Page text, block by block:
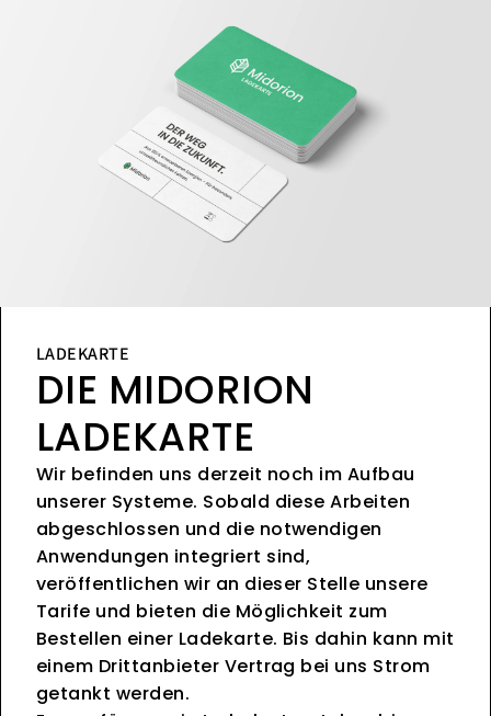
LADEKARTE
DIE MIDORION
LADEKARTE
Wir befinden uns derzeit noch im Aufbau
unserer Systeme. Sobald diese Arbeiten
abgeschlossen und die notwendigen
Anwendungen integriert sind,
veröffentlichen wir an dieser Stelle unsere
Tarife und bieten die Möglichkeit zum
Bestellen einer Ladekarte. Bis dahin kann mit
einem Drittanbieter Vertrag bei uns Strom
getankt werden.